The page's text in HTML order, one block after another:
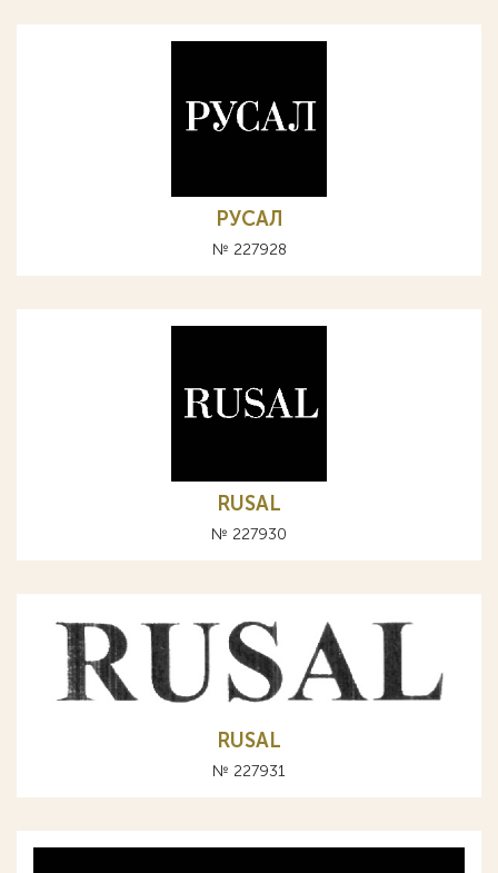
РУСАЛ
№ 227928
RUSAL
№ 227930
RUSAL
№ 227931